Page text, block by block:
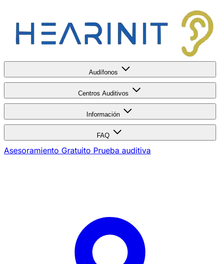
Audífonos
Centros Auditivos
Información
FAQ
Asesoramiento Gratuito Prueba auditiva